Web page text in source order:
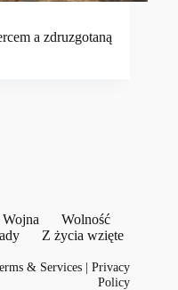
a zdruzgotaną
Wojna
Wolność
Z życia wzięte
& Services |Privacy
Policy